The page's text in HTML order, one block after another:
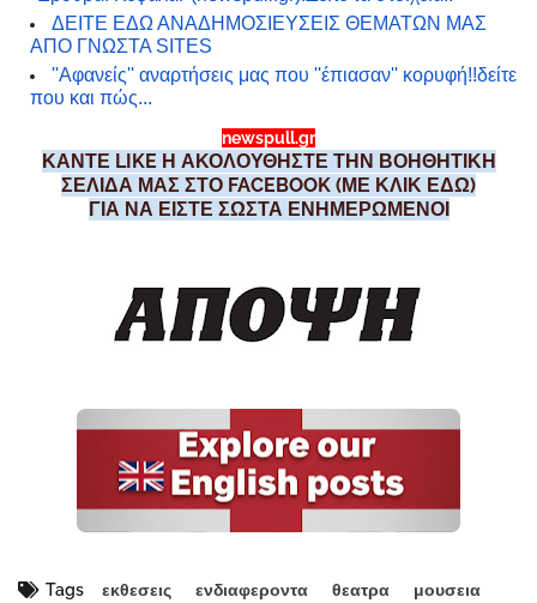
ΔΕΙΤΕ ΕΔΩ ΑΝΑΔΗΜΟΣΙΕΥΣΕΙΣ ΘΕΜΑΤΩΝ ΜΑΣ
ΑΠΟ ΓΝΩΣΤΑ SITES
''Αφανείς'' αναρτήσεις μας που ''έπιασαν'' κορυφή!!δείτε
που και πώς...
newspull.gr
ΚΑΝΤΕ LIKE Η ΑΚΟΛΟΥΘΗΣΤΕ ΤΗΝ ΒΟΗΘΗΤΙΚΗ
ΣΕΛΙΔΑ ΜΑΣ ΣΤΟ FACEBOOK (ΜΕ ΚΛΙΚ ΕΔΩ)
ΓΙΑ ΝΑ ΕΙΣΤΕ ΣΩΣΤΑ ΕΝΗΜΕΡΩΜΕΝΟΙ
Tags εκθεσεις ενδιαφεροντα θεατρα μουσεια